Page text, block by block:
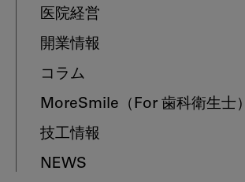
医院経営
開業情報
コラム
MoreSmile （For 歯科衛生士）
技工情報
NEWS